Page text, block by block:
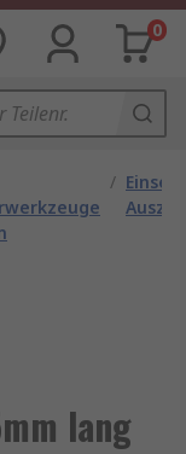
0
/
lang